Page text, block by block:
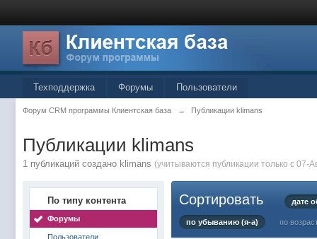
Техподдержка Форумы Пользователи
Форум CRM программы Клиентская база → Публикации klimans
Публикации klimans
1 публикаций создано klimans (учитываются публикации только с 07-
По типу контента
Форумы
Пользователи
Сортировать дате
по убыванию (я-а) по